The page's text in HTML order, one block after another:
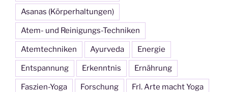
Asanas (Körperhaltungen)
Atem- und Reinigungs-Techniken
Atemtechniken Ayurveda Energie
Entspannung Erkenntnis Ernährung
Faszien-Yoga Forschung Frl. Arte macht Yoga